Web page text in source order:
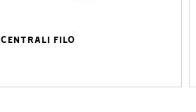
CENTRALI FILO